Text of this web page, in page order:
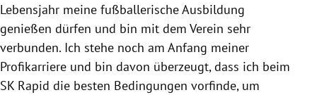
Lebensjahr meine fußballerische Ausbildung
genießen dürfen und bin mit dem Verein sehr
verbunden. Ich stehe noch am Anfang meiner
Profikarriere und bin davon überzeugt, dass ich beim
SK Rapid die besten Bedingungen vorfinde, um